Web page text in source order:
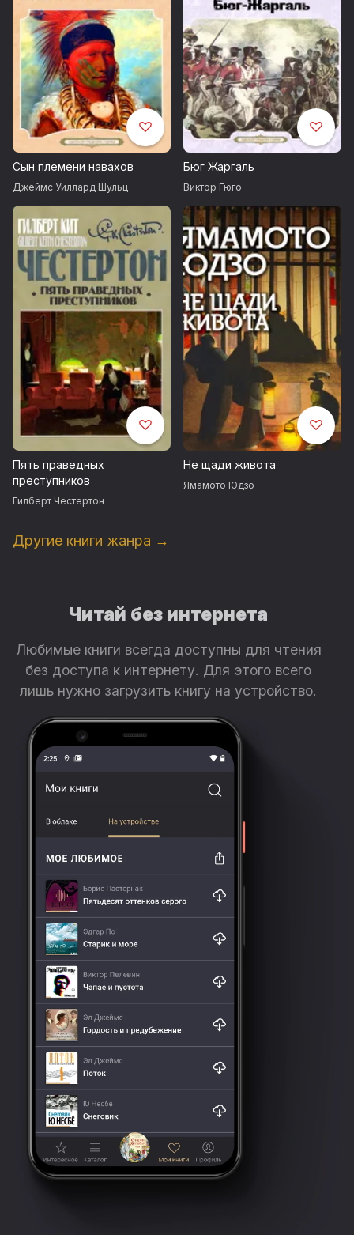
Сын племени навахов
Джеймс Уиллард Шульц
Бюг Жаргаль
Виктор Гюго
Пять праведных
преступников
Гилберт Честертон
Не щади живота
Ямамото Юдзо
Другие книги жанра →
Читай без интернета
Любимые книги всегда доступны для чтения
без доступа к интернету. Для этого всего
лишь нужно загрузить книгу на устройство.